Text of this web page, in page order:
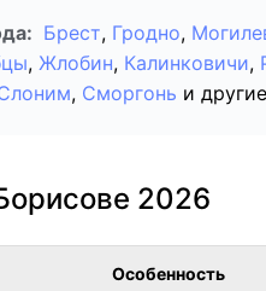
Брест, Гродно,
, Жлобин, Калинковичи,
, Сморгонь и
2026
Особенность